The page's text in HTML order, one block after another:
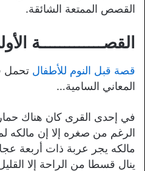
القصص الممتعة الشائقة.
القصـــــــــــــة
قصة قبل النوم للأطفال تحمل
المعاني السامية…
في إحدى القرى كان هناك
الرغم من صغره إلا إن مالكه
مالكه يجر عربة ذات أربعة
ينال قسطا من الراحة إلا